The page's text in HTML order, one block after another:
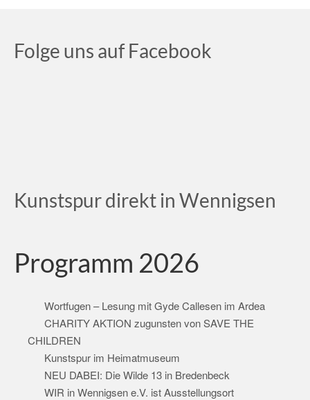
Folge uns auf Facebook
Kunstspur direkt in Wennigsen
Programm 2026
Wortfugen – Lesung mit Gyde Callesen im Ardea
CHARITY AKTION zugunsten von SAVE THE
CHILDREN
Kunstspur im Heimatmuseum
NEU DABEI: Die Wilde 13 in Bredenbeck
WIR in Wennigsen e.V. ist Ausstellungsort